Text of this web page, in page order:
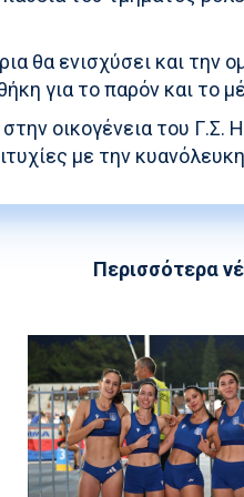
θα ενισχύσει και την
για το παρόν και το
οικογένεια του Γ.Σ.
με την
Περισσότερα